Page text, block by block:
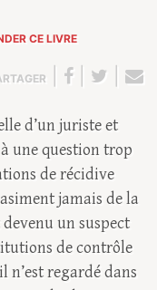
CE LIVRE
d’un juriste et
une question trop
de récidive
jamais de la
un suspect
de contrôle
n’est regardé dans